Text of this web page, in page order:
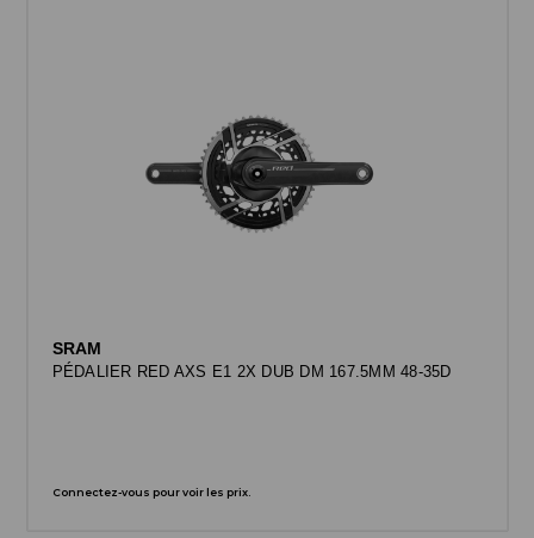
SRAM
PÉDALIER RED AXS E1 2X DUB DM 167.5MM 48-35D
Connectez-vous pour voir les prix.